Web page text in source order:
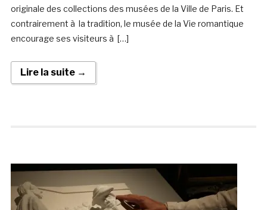
originale des collections des musées de la Ville de Paris. Et
contrairement à la tradition, le musée de la Vie romantique
encourage ses visiteurs à […]
Lire la suite →